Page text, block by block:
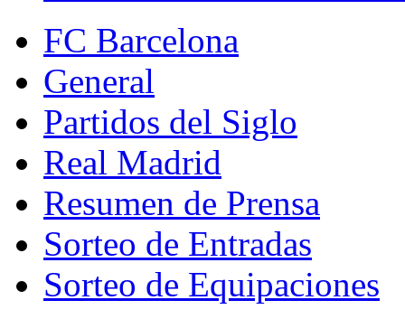
FC Barcelona
General
Partidos del Siglo
Real Madrid
Resumen de Prensa
Sorteo de Entradas
Sorteo de Equipaciones